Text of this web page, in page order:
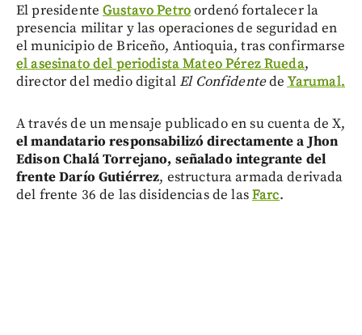
El presidenteGustavo Petroordenó fortalecer la
presencia militar y las operaciones de seguridad en
el municipio de Briceño, Antioquia, tras confirmarse
el asesinato del periodista Mateo Pérez Rueda,
director del medio digitalEl Confidentede Yarumal.
A través de un mensaje publicado en su cuenta de X,
el mandatario responsabilizó directamente a Jhon
Edison Chalá Torrejano, señalado integrante del
frente Darío Gutiérrez, estructura armada derivada
del frente 36 de las disidencias de lasFarc.